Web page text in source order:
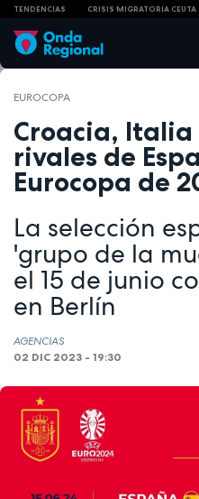
TENDENCIAS CRISIS MIGRATORIA CEUTA
EUROCOPA
Croacia,
rivales de
Eurocopa de
La selección
'grupo de la
el 15 de junio
en Berlín
AGENCIAS
02 DIC 2023 - 19:30